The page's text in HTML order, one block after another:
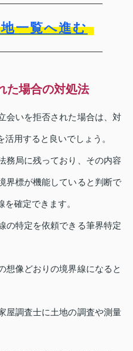
一覧へ進む
た場合の対処法
会いを拒否された場合は、対
用すると良いでしょう。
務局に残っており、その内容
界標が機能していると判断で
確定できます。
の特定を依頼できる筆界特定
想像どおりの境界線になると
屋調査士に土地の調査や測量